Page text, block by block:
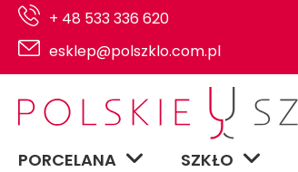
+ 48 533 336 620
esklep@polszklo.com.pl
PORCELANA SZKŁO